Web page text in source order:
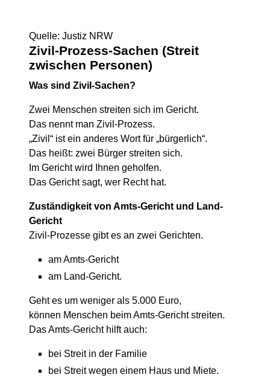
Quelle: Justiz NRW
Zivil-Prozess-Sachen (Streit
zwischen Personen)
Was sind Zivil-Sachen?
Zwei Menschen streiten sich im Gericht.
Das nennt man Zivil-Prozess.
„Zivil“ ist ein anderes Wort für „bürgerlich“.
Das heißt: zwei Bürger streiten sich.
Im Gericht wird Ihnen geholfen.
Das Gericht sagt, wer Recht hat.
Zuständigkeit von Amts-Gericht und Land-
Gericht
Zivil-Prozesse gibt es an zwei Gerichten.
am Amts-Gericht
am Land-Gericht.
Geht es um weniger als 5.000 Euro,
können Menschen beim Amts-Gericht streiten.
Das Amts-Gericht hilft auch:
bei Streit in der Familie
bei Streit wegen einem Haus und Miete.